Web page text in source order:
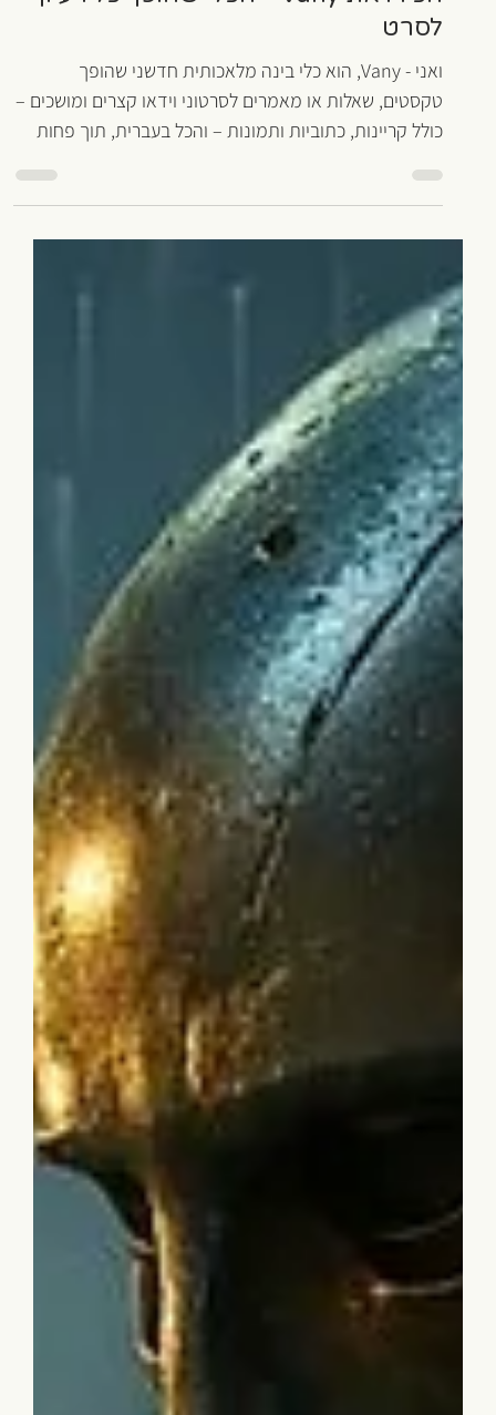
לסרט
ואני - Vany, הוא כלי בינה מלאכותית חדשני שהופך
טקסטים, שאלות או מאמרים לסרטוני וידאו קצרים ומושכים –
כולל קריינות, כתוביות ותמונות – והכל בעברית, תוך פחות
מדקה.